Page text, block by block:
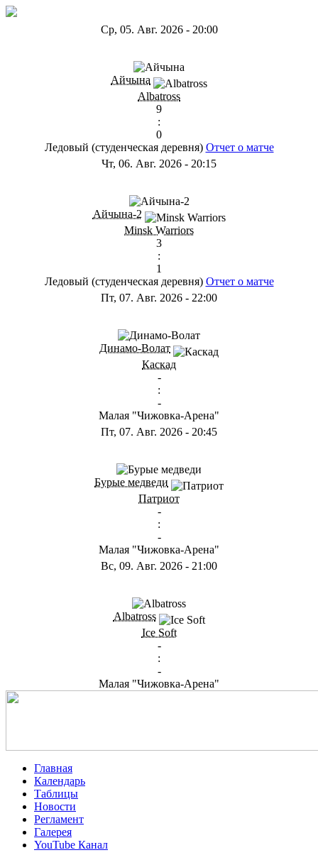
Ср, 05. Авг. 2026- 20:00
Айчына
Albatross
9
:
0
Ледовый (студенческая деревня) Отчет о матче
Чт, 06. Авг. 2026 - 20:15
Айчына-2
Minsk Warriors
3
:
1
Ледовый (студенческая деревня) Отчет о матче
Пт, 07. Авг. 2026 - 22:00
Динамо-Волат
Каскад
-
:
-
Малая "Чижовка-Арена"
Пт, 07. Авг. 2026 - 20:45
Бурые медведи
Патриот
-
:
-
Малая "Чижовка-Арена"
Вс, 09. Авг. 2026 - 21:00
Albatross
Ice Soft
-
:
-
Малая "Чижовка-Арена"
Главная
Календарь
Таблицы
Новости
Регламент
Галерея
YouTube Канал